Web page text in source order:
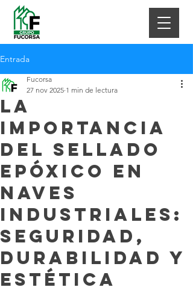
Entrada
La
importancia
del sellado
epóxico en
naves
industriales:
seguridad,
durabilidad y
estética
Fucorsa
27 nov 2025 1 min de lectura